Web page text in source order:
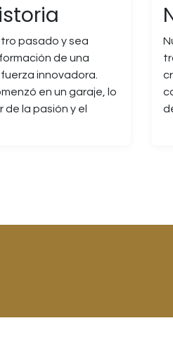
pasado y sea
de una
innovadora.
en un garaje, lo
la pasión y el